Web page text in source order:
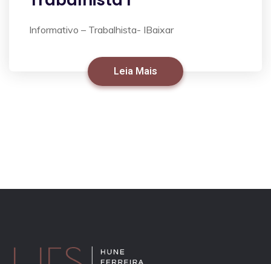
Informativo – Trabalhista- IBaixar
Leia Mais